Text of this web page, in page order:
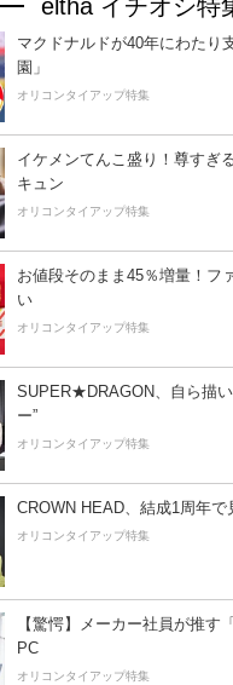
eltha イチオシ特
マクドナルドが40年にわたり
園」
オリコンタイアップ特集
イケメンてんこ盛り！尊すぎ
キュン
オリコンタイアップ特集
お値段そのまま45％増量！フ
い
オリコンタイアップ特集
SUPER★DRAGON、自ら描い
ー”
オリコンタイアップ特集
CROWN HEAD、結成1周年で
オリコンタイアップ特集
【驚愕】メーカー社員が推す
PC
オリコンタイアップ特集